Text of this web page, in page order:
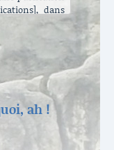
dans
vous pouvez
chantier. Le
perspective
La rubrique
Il y a aussi de
et des
[Archives].
ah !